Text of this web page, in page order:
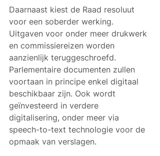
Daarnaast kiest de Raad resoluut
voor een soberder werking.
Uitgaven voor onder meer drukwerk
en commissiereizen worden
aanzienlijk teruggeschroefd.
Parlementaire documenten zullen
voortaan in principe enkel digitaal
beschikbaar zijn. Ook wordt
geïnvesteerd in verdere
digitalisering, onder meer via
speech-to-text technologie voor de
opmaak van verslagen.